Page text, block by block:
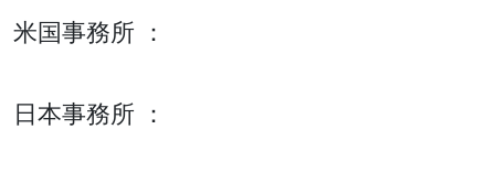
米国事務所 ：
日本事務所 ：